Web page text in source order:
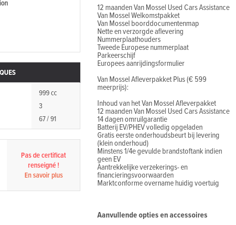
999 cc
3
67 / 91
Pas de certificat
renseigné !
En savoir plus
12 maanden Van Mossel Used Cars Assistance
Van Mossel Welkomstpakket
Van Mossel boorddocumentenmap
Nette en verzorgde aflevering
Nummerplaathouders
Tweede Europese nummerplaat
Parkeerschijf
Europees aanrijdingsformulier
Van Mossel Afleverpakket Plus (€ 599
meerprijs):
Inhoud van het Van Mossel Afleverpakket
12 maanden Van Mossel Used Cars Assistance
14 dagen omruilgarantie
Batterij EV/PHEV volledig opgeladen
Gratis eerste onderhoudsbeurt bij levering
(klein onderhoud)
Minstens 1/4e gevulde brandstoftank indien
geen EV
Aantrekkelijke verzekerings- en
financieringsvoorwaarden
Marktconforme overname huidig voertuig
Aanvullende opties en accessoires